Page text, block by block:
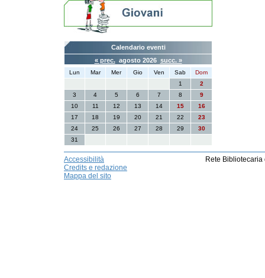
Calendario eventi
« prec.agosto 2026 succ. »
Lun Mar Mer Gio Ven Sab
Dom
1
2
3
4 5 6 7 8
9
10
11 12 13 14 15
16
17
18 19 20 21 22
23
24
25 26 27 28 29
30
31
Accessibilità
Credits e redazione
Mappa del sito
Rete